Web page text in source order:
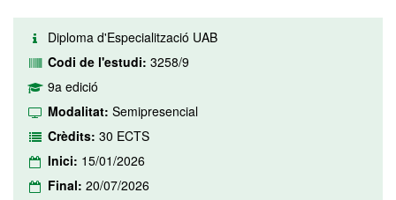
Diploma d'Especialització UAB
Codi de l'estudi: 3258/9
9a edició
Modalitat: Semipresencial
Crèdits: 30 ECTS
Inici: 15/01/2026
Final: 20/07/2026